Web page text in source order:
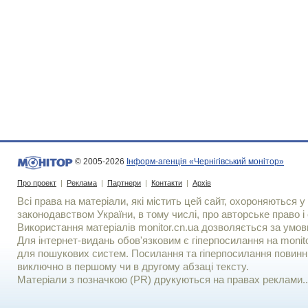
© 2005-2026 Інформ-агенція «Чернігівський монітор»
Про проект | Реклама | Партнери | Контакти | Архів
Всі права на матеріали, які містить цей сайт, охороняються у
законодавством України, в тому числі, про авторське право і
Використання матерiалiв monitor.cn.ua дозволяється за
Для iнтернет-видань обов'язковим є гiперпосилання на
для пошукових систем. Посилання та гіперпосилання
виключно в першому чи в другому абзаці тексту.
Матеріали з позначкою (PR) друкуються на правах реклами..